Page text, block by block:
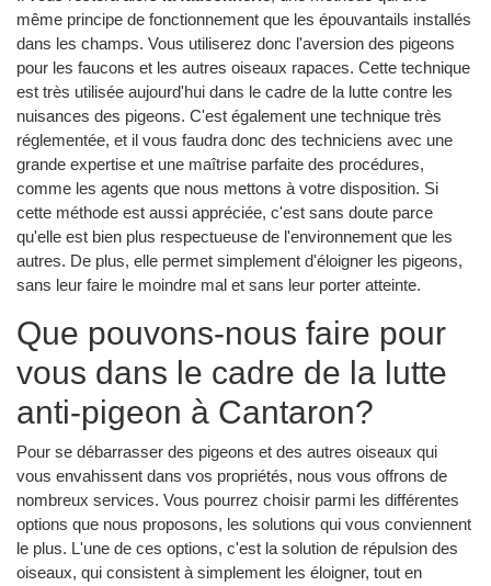
même principe de fonctionnement que les épouvantails installés
dans les champs. Vous utiliserez donc l'aversion des pigeons
pour les faucons et les autres oiseaux rapaces. Cette technique
est très utilisée aujourd'hui dans le cadre de la lutte contre les
nuisances des pigeons. C'est également une technique très
réglementée, et il vous faudra donc des techniciens avec une
grande expertise et une maîtrise parfaite des procédures,
comme les agents que nous mettons à votre disposition. Si
cette méthode est aussi appréciée, c'est sans doute parce
qu'elle est bien plus respectueuse de l'environnement que les
autres. De plus, elle permet simplement d'éloigner les pigeons,
sans leur faire le moindre mal et sans leur porter atteinte.
Que pouvons-nous faire pour
vous dans le cadre de la lutte
anti-pigeon à Cantaron?
Pour se débarrasser des pigeons et des autres oiseaux qui
vous envahissent dans vos propriétés, nous vous offrons de
nombreux services. Vous pourrez choisir parmi les différentes
options que nous proposons, les solutions qui vous conviennent
le plus. L'une de ces options, c'est la solution de répulsion des
oiseaux, qui consistent à simplement les éloigner, tout en